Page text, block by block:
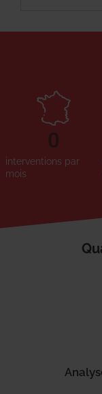
interventions par
mois
0